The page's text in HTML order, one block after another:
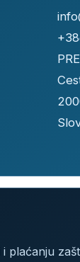
plaćanju